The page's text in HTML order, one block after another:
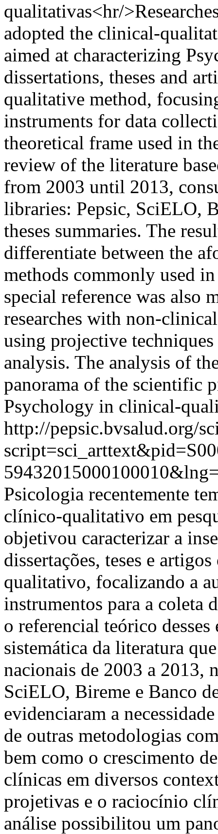
qualitativas<hr/
adopted the clinical-
aimed at characterizing
dissertations, theses and
qualitative method,
instruments for data
theoretical frame used in
review of the literature
from 2003 until 2013,
libraries: Pepsic, SciELO,
theses summaries. The
differentiate between the
methods commonly used
special reference was also
researches with non-
using projective
analysis. The analysis of
panorama of the scientific
Psychology in clinical-
http://pepsic.bvsalud.org/
Psicologia recentemente
clínico-qualitativo em
objetivou caracterizar a
dissertações, teses e
qualitativo, focalizando a
instrumentos para a coleta
o referencial teórico desses
sistemática da literatura
nacionais de 2003 a 2013,
SciELO, Bireme e Banco
evidenciaram a
de outras metodologias
bem como o crescimento
clínicas em diversos
projetivas e o raciocínio
análise possibilitou um